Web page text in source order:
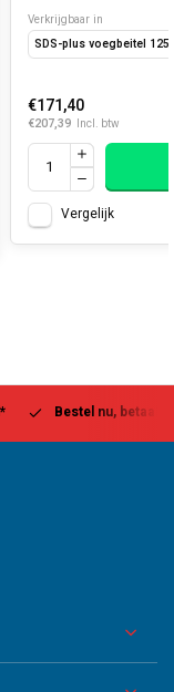
platte beitel 250 x 20 mm
Verkrijgbaar in
SDS-plus voegbeitel 125
€171,40
€207,39 Incl. btw
Vergelijk
Bestel nu, betaal